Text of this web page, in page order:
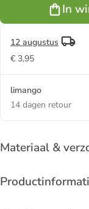
In
12 augustus
€ 3,95
limango
14 dagen retour
Materiaal &